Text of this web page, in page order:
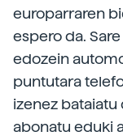
europarraren
espero da.
edozein
puntutara
izenez
abonatu eduki